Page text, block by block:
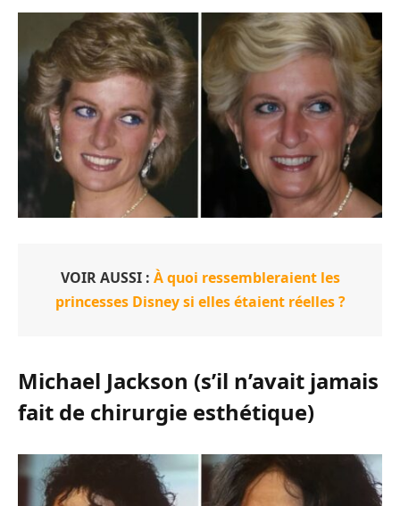
VOIR AUSSI : À quoi ressembleraient les
princesses Disney si elles étaient réelles ?
Michael Jackson (s’il n’avait jamais
fait de chirurgie esthétique)